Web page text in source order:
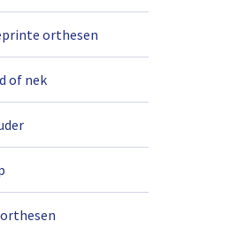
orthesen
of nek